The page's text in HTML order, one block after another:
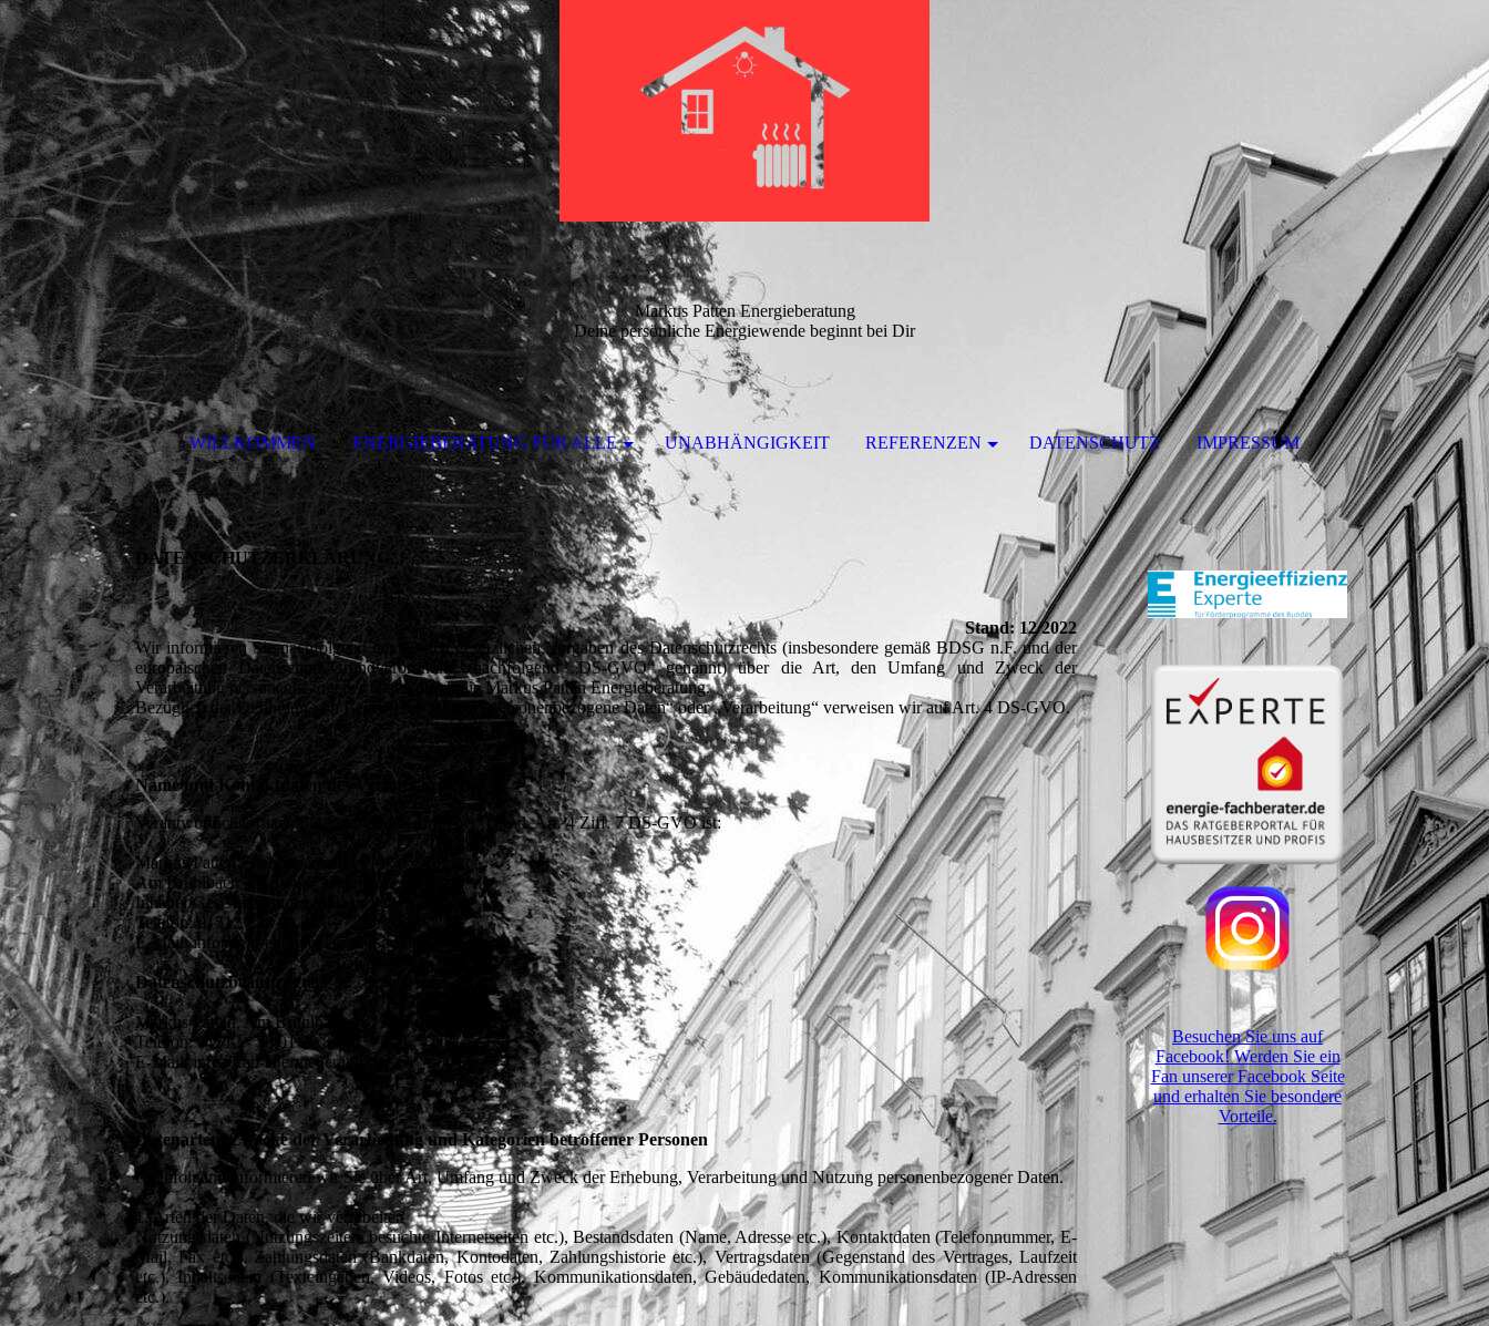
Markus Patten Energieberatung
Deine persönliche Energiewende beginnt bei Dir
WILLKOMMEN ENERGIEBERATUNG FÜR ALLE UNABHÄNGIGKEIT REFERENZEN DATENSCHUTZ IMPRESSUM
DATENSCHUTZERKLÄRUNG
Stand: 12/2022
Wir informieren Sie nachfolgend gemäß den gesetzlichen Vorgaben des Datenschutzrechts (insbesondere gemäß BDSG n.F. und der
europäischen Datenschutz-Grundverordnung, nachfolgend „DS-GVO“ genannt) über die Art, den Umfang und Zweck der
Verarbeitung personenbezogener Daten durch die Markus Patten Energieberatung.
Bezüglich der Definition von Begriffen wie etwa „personenbezogene Daten“ oder „Verarbeitung“ verweisen wir auf Art. 4 DS-GVO.
Name und Kontaktdaten des Verantwortlichen
Verantwortlicher (nachfolgend „Verantwortlicher“) i.S.d. Art. 4 Ziff. 7 DS-GVO ist:
Markus Patten Energieberatung
Am Brühlbach 13, 55496 Argenthal
Inhaber/Geschäftsführer: Markus Patten
Telefon: 01512 - 38 01 22 8
E-Mail: info@mp-energieberatung.de
Datenschutzbeauftragter
Markus Patten, Am Brühlbach 13, 55496 Argenthal
Telefon: 01512 - 38 01 22 8
E-Mail: info@mp-energieberatung.de
Datenarten, Zwecke der Verarbeitung und Kategorien betroffener Personen
Nachfolgend informieren wir Sie über Art, Umfang und Zweck der Erhebung, Verarbeitung und Nutzung personenbezogener Daten.
1. Arten der Daten, die wir verarbeiten
Nutzungsdaten (Nutzungszeiten, besuchte Internetseiten etc.), Bestandsdaten (Name, Adresse etc.), Kontaktdaten (Telefonnummer, E-
Mail, Fax etc.), Zahlungsdaten (Bankdaten, Kontodaten, Zahlungshistorie etc.), Vertragsdaten (Gegenstand des Vertrages, Laufzeit
etc.), Inhaltsdaten (Texteingaben, Videos, Fotos etc.), Kommunikationsdaten, Gebäudedaten, Kommunikationsdaten (IP-Adressen
etc.).
Besuchen Sie uns auf
Facebook! Werden Sie ein
Fan unserer Facebook Seite
und erhalten Sie besondere
Vorteile.